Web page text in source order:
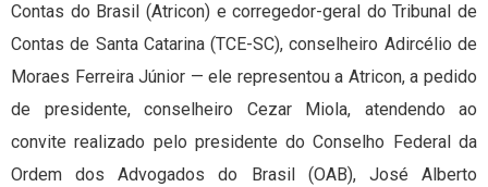
Contas do Brasil (Atricon) e corregedor-geral do Tribunal de
Contas de Santa Catarina (TCE-SC), conselheiro Adircélio de
Moraes Ferreira Júnior — ele representou a Atricon, a pedido
de presidente, conselheiro Cezar Miola, atendendo ao
convite realizado pelo presidente do Conselho Federal da
Ordem dos Advogados do Brasil (OAB), José Alberto